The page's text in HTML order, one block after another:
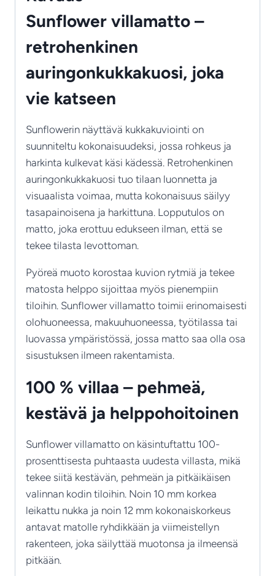
Sunflower villamatto –
retrohenkinen
auringonkukkakuosi, joka
vie katseen
Sunflowerin näyttävä kukkakuviointi on
suunniteltu kokonaisuudeksi, jossa rohkeus ja
harkinta kulkevat käsi kädessä. Retrohenkinen
auringonkukkakuosi tuo tilaan luonnetta ja
visuaalista voimaa, mutta kokonaisuus säilyy
tasapainoisena ja harkittuna. Lopputulos on
matto, joka erottuu edukseen ilman, että se
tekee tilasta levottoman.
Pyöreä muoto korostaa kuvion rytmiä ja tekee
matosta helppo sijoittaa myös pienempiin
tiloihin. Sunflower villamatto toimii erinomaisesti
olohuoneessa, makuuhuoneessa, työtilassa tai
luovassa ympäristössä, jossa matto saa olla osa
sisustuksen ilmeen rakentamista.
100 % villaa – pehmeä,
kestävä ja helppohoitoinen
Sunflower villamatto on käsintuftattu 100-
prosenttisesta puhtaasta uudesta villasta, mikä
tekee siitä kestävän, pehmeän ja pitkäikäisen
valinnan kodin tiloihin. Noin 10 mm korkea
leikattu nukka ja noin 12 mm kokonaiskorkeus
antavat matolle ryhdikkään ja viimeistellyn
rakenteen, joka säilyttää muotonsa ja ilmeensä
pitkään.